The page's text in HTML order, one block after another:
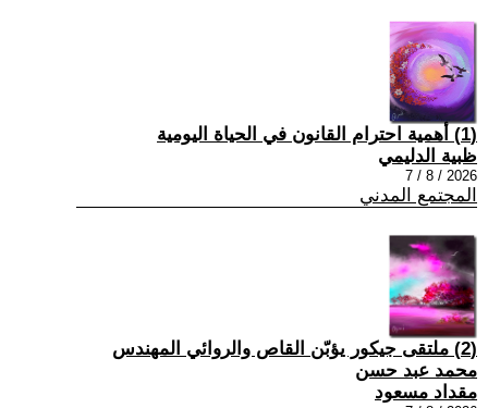
(1) أهمية احترام القانون في الحياة اليومية
ظبية الدليمي
2026 / 8 / 7
المجتمع المدني
(2) ملتقى جيكور يؤبّن القاص والروائي المهندس
محمد عبد حسن
مقداد مسعود